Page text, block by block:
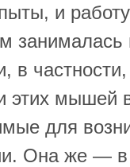
и
в
этих
для
Она же — в